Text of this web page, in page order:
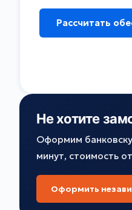
Рассчитать
Не хотите
Оформим
минут, стоимость
Оформить